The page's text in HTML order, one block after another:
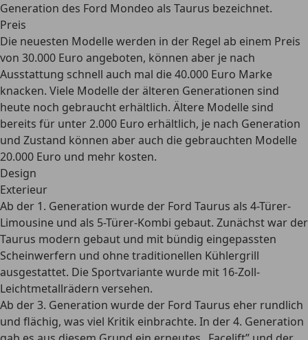
Generation des Ford Mondeo als Taurus bezeichnet.
Preis
Die neuesten Modelle werden in der Regel ab einem Preis
von 30.000 Euro angeboten, können aber je nach
Ausstattung schnell auch mal die 40.000 Euro Marke
knacken. Viele Modelle der älteren Generationen sind
heute noch gebraucht erhältlich. Ältere Modelle sind
bereits für unter 2.000 Euro erhältlich, je nach Generation
und Zustand können aber auch die gebrauchten Modelle
20.000 Euro und mehr kosten.
Design
Exterieur
Ab der 1. Generation wurde der Ford Taurus als 4-Türer-
Limousine und als 5-Türer-Kombi gebaut. Zunächst war der
Taurus modern gebaut und mit bündig eingepassten
Scheinwerfern und ohne traditionellen Kühlergrill
ausgestattet. Die Sportvariante wurde mit 16-Zoll-
Leichtmetallrädern versehen.
Ab der 3. Generation wurde der Ford Taurus eher rundlich
und flächig, was viel Kritik einbrachte. In der 4. Generation